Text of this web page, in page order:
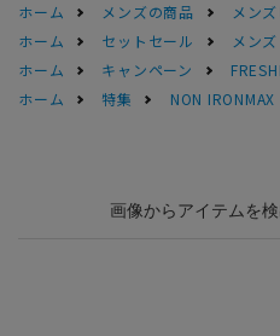
ホーム
メンズの商品 メン
ホーム
セットセール
メン
ホーム
キャンペーン
ホーム
特集 NON IRONMAX